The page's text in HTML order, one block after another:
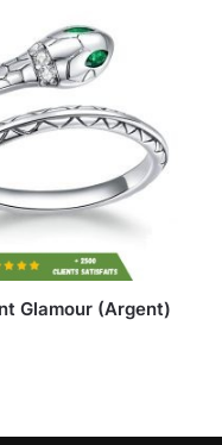
Glamour (Argent)